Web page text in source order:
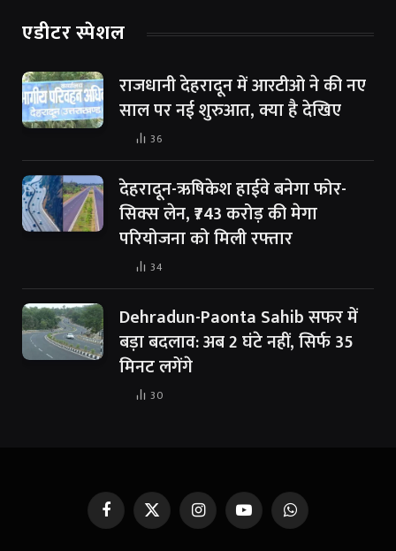
एडीटर स्पेशल
राजधानी देहरादून में आरटीओ ने की नए
साल पर नई शुरुआत, क्या है देखिए
36
देहरादून-ऋषिकेश हाईवे बनेगा फोर-
सिक्स लेन, ₹743 करोड़ की मेगा
परियोजना को मिली रफ्तार
34
Dehradun-Paonta Sahib सफर में
बड़ा बदलाव: अब 2 घंटे नहीं, सिर्फ 35
मिनट लगेंगे
30
FacebookX
(Twitter)
InstagramYouTubeWhatsApp